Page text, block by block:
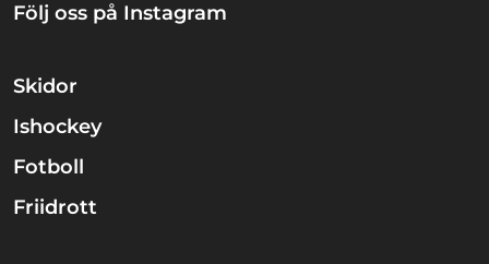
Följ oss på Instagram
Skidor
Ishockey
Fotboll
Friidrott